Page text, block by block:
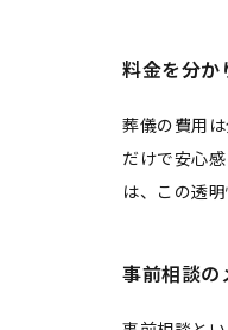
料金を分か
葬儀の費用
だけで安心
は、この透
事前相談の